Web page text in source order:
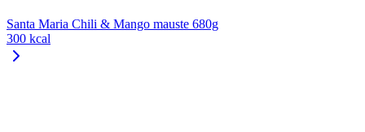
Santa Maria Chili & Mango mauste 680g
300 kcal